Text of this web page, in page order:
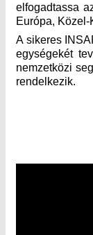
elfogadtassa
Európa,
A sikeres
egységekét
nemzetközi
rendelkezik.